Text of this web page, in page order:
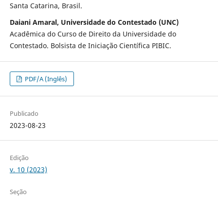
Santa Catarina, Brasil.
Daiani Amaral, Universidade do Contestado (UNC)
Acadêmica do Curso de Direito da Universidade do
Contestado. Bolsista de Iniciação Científica PIBIC.
PDF/A (Inglês)
Publicado
2023-08-23
Edição
v. 10 (2023)
Seção